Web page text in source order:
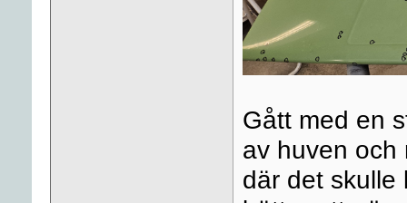
Gått med en
av huven och
där det skulle